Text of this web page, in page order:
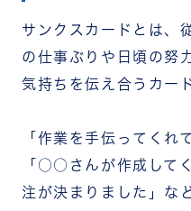
サンクスカードとは、
の仕事ぶりや日頃の努
気持ちを伝え合うカー
「作業を手伝ってくれ
「○○さんが作成して
注が決まりました」な